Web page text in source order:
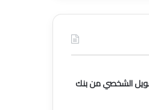
الشخصي من بنك